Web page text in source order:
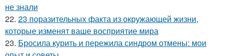
не знали
22. 23 поразительных факта из окружающей жизни,
которые изменят ваше восприятие мира
23. Бросила курить и пережила синдром отмены: мои